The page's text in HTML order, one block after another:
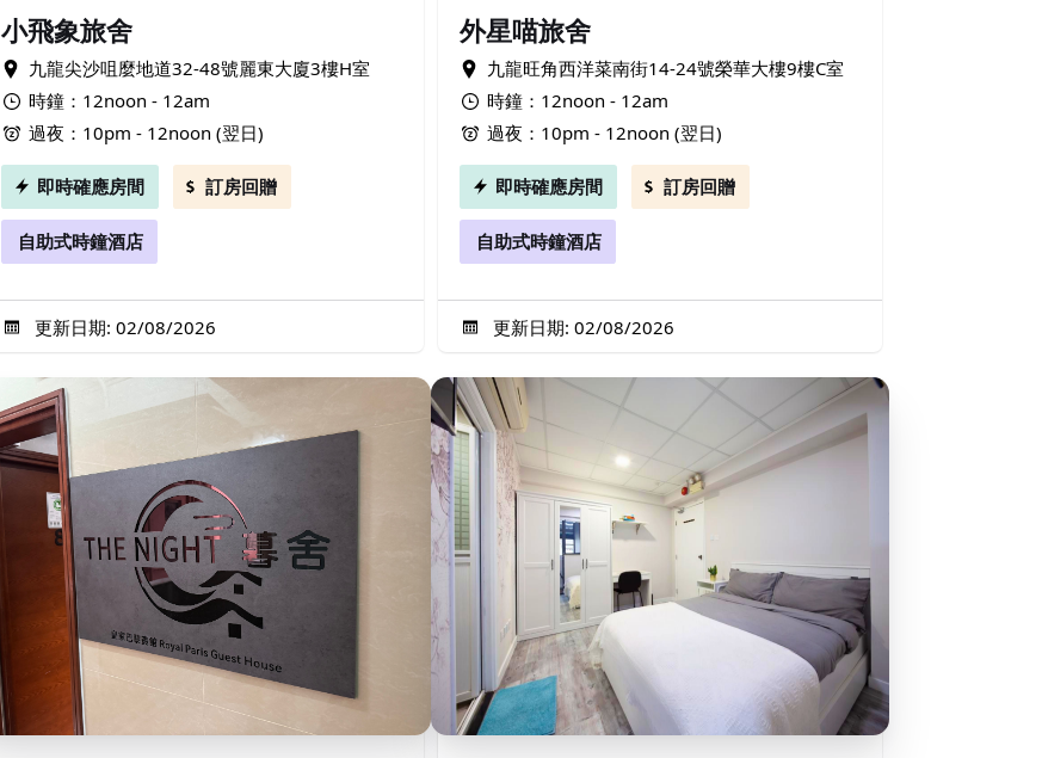
小飛象旅舍
九龍尖沙咀麼地道32-48號麗東大廈3樓H室
時鐘：12noon - 12am
過夜：10pm - 12noon (翌日)
即時確應房間 訂房回贈
自助式時鐘酒店
更新日期: 02/08/2026
外星喵旅舍
九龍旺角西洋菜南街14-24號榮華大樓9樓C室
時鐘：12noon - 12am
過夜：10pm - 12noon (翌日)
即時確應房間 訂房回贈
自助式時鐘酒店
更新日期: 02/08/2026